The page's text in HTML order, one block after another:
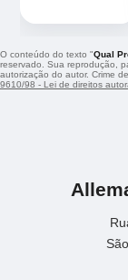
O conteúdo do texto "Qual
reservado. Sua reprodução,
autorização do autor. Crime
9610/98 - Lei de direitos